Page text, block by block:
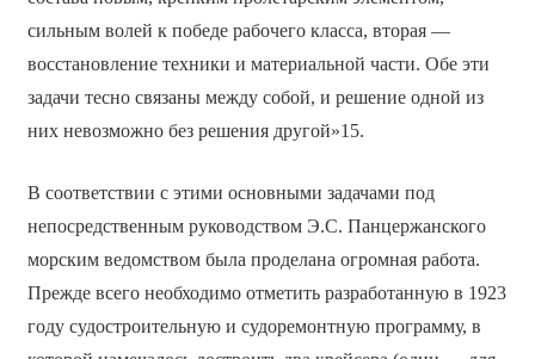
сильным волей к победе рабочего класса, вторая —
восстановление техники и материальной части. Обе эти
задачи тесно связаны между собой, и решение одной из
них невозможно без решения другой»15.
В соответствии с этими основными задачами под
непосредственным руководством Э.С. Панцержанского
морским ведомством была проделана огромная работа.
Прежде всего необходимо отметить разработанную в 1923
году судостроительную и судоремонтную программу, в